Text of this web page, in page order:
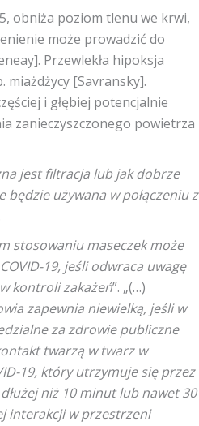
obniża poziom tlenu we krwi,
może prowadzić do
Przewlekła hipoksja
[Savransky].
i głębiej potencjalnie
zanieczyszczonego powietrza
jest filtracja lub jak dobrze
będzie używana w połączeniu z
stosowaniu maseczek może
19, jeśli odwraca uwagę
kontroli zakażeń”. „(…)
zapewnia niewielką, jeśli w
za zdrowie publiczne
twarzą w twarz w
19, który utrzymuje się przez
niż 10 minut lub nawet 30
interakcji w przestrzeni